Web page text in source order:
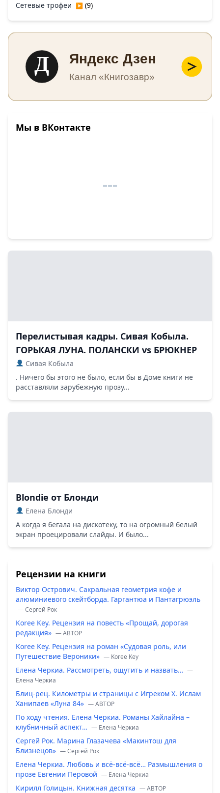
Перелистывая кадры. Сивая Кобыла.
ГОРЬКАЯ ЛУНА. ПОЛАНСКИ vs БРЮКНЕР
Сивая Кобыла
. Ничего бы этого не было, если бы в Доме книги не
расставляли зарубежную прозу...
Blondie от Блонди
Елена Блонди
А когда я бегала на дискотеку, то на огромный белый
экран проецировали слайды. И было...
Рецензии на книги
Виктор Острович. Сакральная геометрия кофе и
алюминиевого скейтборда. Гаргантюа и Пантагрюэль
— Сергей Рок
Koree Key. Рецензия на повесть «Прощай, дорогая
редакция» — ABTOP
Koree Key. Рецензия на роман «Судовая роль, или
Путешествие Вероники» — Koree Key
Елена Черкиа. Рассмотреть, ощутить и назвать… —
Елена Черкиа
Блиц-рец. Километры и страницы с Игреком Х. Ислам
Ханипаев «Луна 84» — ABTOP
По ходу чтения. Елена Черкиа. Романы Хайлайна –
клубничный аспект… — Елена Черкиа
Сергей Рок. Марина Глазачева «Макинтош для
Близнецов» — Сергей Рок
Елена Черкиа. Любовь и всё-всё-всё… Размышления о
прозе Евгении Перовой — Елена Черкиа
Кирилл Голицын. Книжная десятка — ABTOP
Сетевые трофеи ▶ (9)
Д Яндекс Дзен
Канал «Книгозавр»
Мы в ВКонтакте